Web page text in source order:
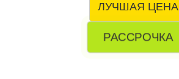
ЛУЧШАЯ ЦЕНА
РАССРОЧКА